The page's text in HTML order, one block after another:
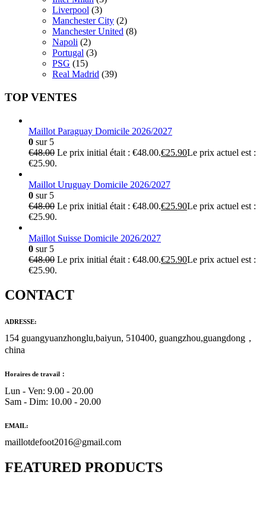
Liverpool (3)
Manchester City (2)
Manchester United (8)
Napoli (2)
Portugal (3)
PSG (15)
Real Madrid (39)
TOP VENTES
Maillot Paraguay Domicile 2026/2027
0 sur 5
€48.00 Le prix initial était : €48.00.€25.90Le prix actuel est :
€25.90.
Maillot Uruguay Domicile 2026/2027
0 sur 5
€48.00 Le prix initial était : €48.00.€25.90Le prix actuel est :
€25.90.
Maillot Suisse Domicile 2026/2027
0 sur 5
€48.00 Le prix initial était : €48.00.€25.90Le prix actuel est :
€25.90.
CONTACT
ADRESSE:
154 guangyuanzhonglu,baiyun, 510400, guangzhou,guangdong，
china
Horaires de travail：
Lun - Ven: 9.00 - 20.00
Sam - Dim: 10.00 - 20.00
EMAIL:
maillotdefoot2016@gmail.com
FEATURED PRODUCTS